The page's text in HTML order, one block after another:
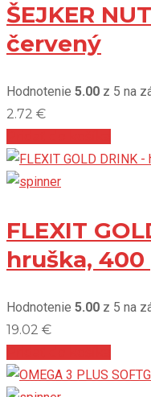
ŠEJKER
červený
Hodnotenie 5.00 z 5 na
2.72 €
FLEXIT
hruška, 400
Hodnotenie 5.00 z 5 na
19.02 €